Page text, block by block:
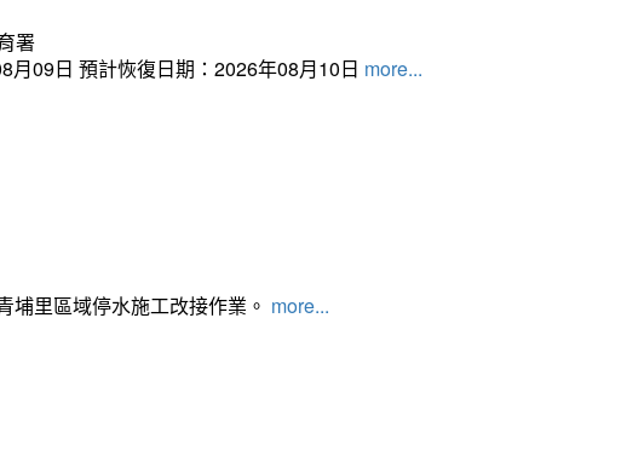
署
月09日 預計恢復日期：2026年08月10日 more...
埔里區域停水施工改接作業。 more...